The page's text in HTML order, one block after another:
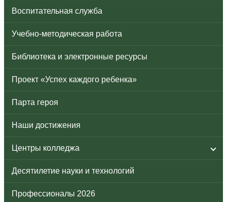
Воспитательная служба
Учебно-методическая работа
Библиотека и электронные ресурсы
Проект «Успех каждого ребенка»
Парта героя
Наши достижения
Центры колледжа
Десятилетие науки и технологий
Профессионалы 2026